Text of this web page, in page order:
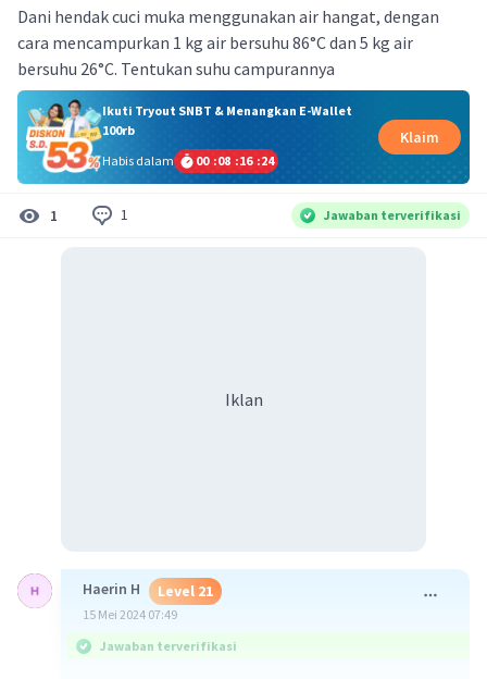
Dani hendak cuci muka menggunakan air hangat, dengan
cara mencampurkan 1 kg air bersuhu 86°C dan 5 kg air
bersuhu 26°C. Tentukan suhu campurannya
Ikuti Tryout SNBT & Menangkan E-Wallet
100rb
Habis dalam
00 :08 :16 :24
Klaim
1 1 Jawaban terverifikasi
Iklan
Haerin H Level 21
15 Mei 2024 07:49
Jawaban terverifikasi